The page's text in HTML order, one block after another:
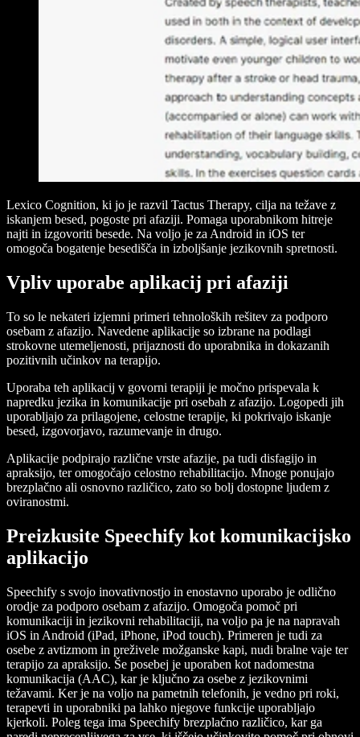
Lexico Cognition, ki jo je razvil Tactus Therapy, cilja na težave z
iskanjem besed, pogoste pri afaziji. Pomaga uporabnikom hitreje
najti in izgovoriti besede. Na voljo je za Android in iOS ter
omogoča bogatenje besedišča in izboljšanje jezikovnih spretnosti.
Vpliv uporabe aplikacij pri afaziji
To so le nekateri izjemni primeri tehnoloških rešitev za podporo
osebam z afazijo. Navedene aplikacije so izbrane na podlagi
strokovne utemeljenosti, prijaznosti do uporabnika in dokazanih
pozitivnih učinkov na terapijo.
Uporaba teh aplikacij v govorni terapiji je močno prispevala k
napredku jezika in komunikacije pri osebah z afazijo. Logopedi jih
uporabljajo za prilagojene, celostne terapije, ki pokrivajo iskanje
besed, izgovorjavo, razumevanje in drugo.
Aplikacije podpirajo različne vrste afazije, pa tudi disfagijo in
apraksijo, ter omogočajo celostno rehabilitacijo. Mnoge ponujajo
brezplačno ali osnovno različico, zato so bolj dostopne ljudem z
oviranostmi.
Preizkusite Speechify kot komunikacijsko
aplikacijo
Speechify s svojo inovativnostjo in enostavno uporabo je odlično
orodje za podporo osebam z afazijo. Omogoča pomoč pri
komunikaciji in jezikovni rehabilitaciji, na voljo pa je na napravah
iOS in Android (iPad, iPhone, iPod touch). Primeren je tudi za
osebe z avtizmom in preživele možganske kapi, nudi bralne vaje ter
terapijo za apraksijo. Še posebej je uporaben kot nadomestna
komunikacija (AAC), kar je ključno za osebe z jezikovnimi
težavami. Ker je na voljo na pametnih telefonih, je vedno pri roki,
terapevti in uporabniki pa lahko njegove funkcije uporabljajo
kjerkoli. Poleg tega ima Speechify brezplačno različico, kar ga